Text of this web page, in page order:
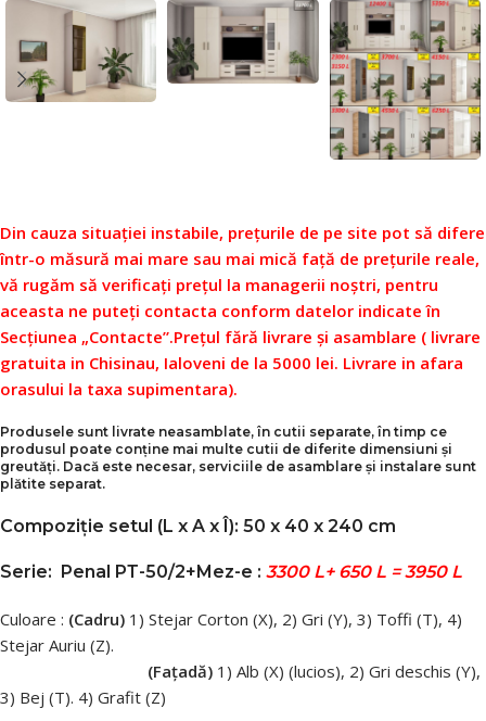
Din cauza situației instabile, prețurile de pe site pot să difere
într-o măsură mai mare sau mai mică față de prețurile reale,
vă rugăm să verificați prețul la managerii noștri, pentru
aceasta ne puteți contacta conform datelor indicate în
Secțiunea „Contacte”.Prețul fără livrare și asamblare ( livrare
gratuita in Chisinau, Ialoveni de la 5000 lei. Livrare in afara
orasului la taxa supimentara).
Produsele sunt livrate neasamblate, în cutii separate, în timp ce
produsul poate conține mai multe cutii de diferite dimensiuni și
greutăți. Dacă este necesar, serviciile de asamblare și instalare sunt
plătite separat.
Compoziție setul (L x A x Î): 50 x 40 x 240 cm
Serie: Penal PТ-50/2+Mez-e : 3300 L+ 650 L = 3950 L
Culoare : (Cadru) 1) Stejar Corton (X), 2) Gri (Y), 3) Toffi (T), 4)
Stejar Auriu (Z).
(Fațadă) 1) Alb (X) (lucios), 2) Gri deschis (Y),
3) Bej (T). 4) Grafit (Z)